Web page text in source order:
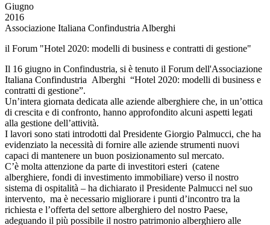
Giugno
2016
Associazione Italiana Confindustria Alberghi
il Forum "Hotel 2020: modelli di business e contratti di gestione"
Il 16 giugno in Confindustria, si è tenuto il Forum dell'Associazione
Italiana Confindustria Alberghi “Hotel 2020: modelli di business e
contratti di gestione”.
Un’intera giornata dedicata alle aziende alberghiere che, in un’ottica
di crescita e di confronto, hanno approfondito alcuni aspetti legati
alla gestione dell’attività.
I lavori sono stati introdotti dal Presidente Giorgio Palmucci, che ha
evidenziato la necessità di fornire alle aziende strumenti nuovi
capaci di mantenere un buon posizionamento sul mercato.
C’è molta attenzione da parte di investitori esteri (catene
alberghiere, fondi di investimento immobiliare) verso il nostro
sistema di ospitalità – ha dichiarato il Presidente Palmucci nel suo
intervento, ma è necessario migliorare i punti d’incontro tra la
richiesta e l’offerta del settore alberghiero del nostro Paese,
adeguando il più possibile il nostro patrimonio alberghiero alle